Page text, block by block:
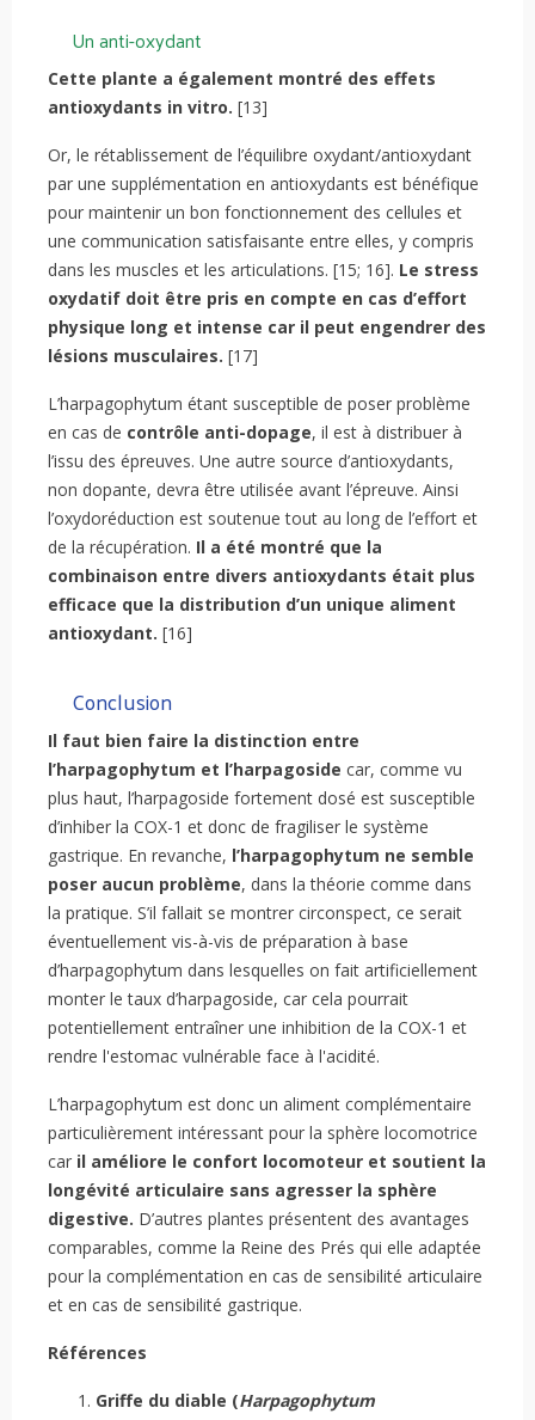
Un anti-oxydant
Cette plante a également montré des effets
antioxydants in vitro. [13]
Or, le rétablissement de l’équilibre oxydant/antioxydant
par une supplémentation en antioxydants est bénéfique
pour maintenir un bon fonctionnement des cellules et
une communication satisfaisante entre elles, y compris
dans les muscles et les articulations. [15; 16]. Le stress
oxydatif doit être pris en compte en cas d’effort
physique long et intense car il peut engendrer des
lésions musculaires. [17]
L’harpagophytum étant susceptible de poser problème
en cas de contrôle anti-dopage, il est à distribuer à
l’issu des épreuves. Une autre source d’antioxydants,
non dopante, devra être utilisée avant l’épreuve. Ainsi
l’oxydoréduction est soutenue tout au long de l’effort et
de la récupération. Il a été montré que la
combinaison entre divers antioxydants était plus
efficace que la distribution d’un unique aliment
antioxydant. [16]
Conclusion
Il faut bien faire la distinction entre
l’harpagophytum et l’harpagoside car, comme vu
plus haut, l’harpagoside fortement dosé est susceptible
d’inhiber la COX-1 et donc de fragiliser le système
gastrique. En revanche, l’harpagophytum ne semble
poser aucun problème, dans la théorie comme dans
la pratique. S’il fallait se montrer circonspect, ce serait
éventuellement vis-à-vis de préparation à base
d’harpagophytum dans lesquelles on fait artificiellement
monter le taux d’harpagoside, car cela pourrait
potentiellement entraîner une inhibition de la COX-1 et
rendre l'estomac vulnérable face à l'acidité.
L’harpagophytum est donc un aliment complémentaire
particulièrement intéressant pour la sphère locomotrice
car il améliore le confort locomoteur et soutient la
longévité articulaire sans agresser la sphère
digestive. D’autres plantes présentent des avantages
comparables, comme la Reine des Prés qui elle adaptée
pour la complémentation en cas de sensibilité articulaire
et en cas de sensibilité gastrique.
Références
Griffe du diable (Harpagophytum